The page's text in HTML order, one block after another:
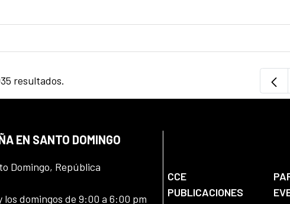
resultados.
EN SANTO DOMINGO
Domingo, República
los domingos de 9:00 a 6:00 pm
CCE
PUBLICACIONES